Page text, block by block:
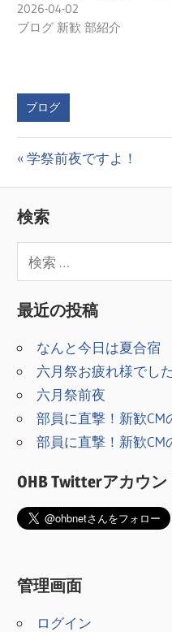
2026-04-02
ブログ 新歓 部紹介
ブログ
投
稿
ナ
ビ
ゲ
ー
シ
ョ
ン
前
投
稿:
学祭前夜ですよ！
検索
最近の投稿
なんと今日は夏合宿
六月祭お疲れ様でした
六月祭前夜
部員に直撃！新歓CM
部員に直撃！新歓CM
OHB Twitterアカウン
管理画面
ログイン